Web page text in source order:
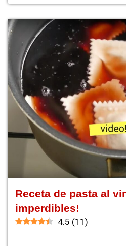
Receta de pasta al
imperdibles!
4.5 (11 )